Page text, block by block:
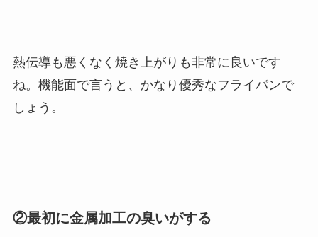
熱伝導も悪くなく焼き上がりも非常に良いです
ね。機能面で言うと、かなり優秀なフライパンで
しょう。
②最初に金属加工の臭いがする